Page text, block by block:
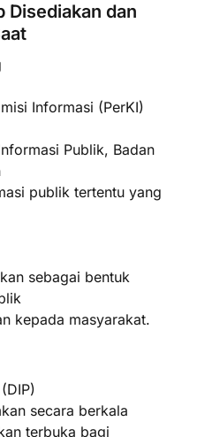
Disediakan dan
Informasi (PerKI)
Publik, Badan
publik tertentu yang
sebagai bentuk
kepada masyarakat.
secara berkala
terbuka bagi